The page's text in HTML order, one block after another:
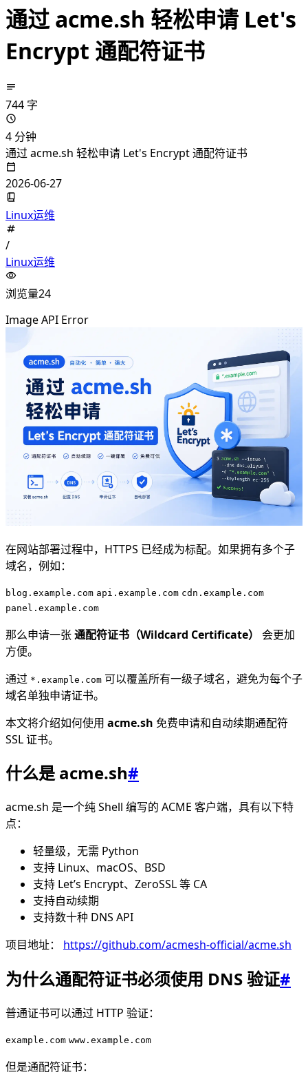
通过 acme.sh 轻松申请 Let's
Encrypt 通配符证书
744 字
4 分钟
通过 acme.sh 轻松申请 Let's Encrypt 通配符证书
2026-06-27
Linux运维
/
Linux运维
浏览量24
Image API Error
在网站部署过程中，HTTPS 已经成为标配。如果拥有多个子
域名，例如：
blog.example.com api.example.com cdn.example.com
panel.example.com
那么申请一张通配符证书（Wildcard Certificate）
会更加
方便。
通过 *.example.com 可以覆盖所有一级子域名，避免为每个子
域名单独申请证书。
本文将介绍如何使用 acme.sh 免费申请和自动续期通配符
SSL 证书。
什么是 acme.sh#
acme.sh 是一个纯 Shell 编写的 ACME 客户端，具有以下特
点：
轻量级，无需 Python
支持 Linux、macOS、BSD
支持 Let’s Encrypt、ZeroSSL 等 CA
支持自动续期
支持数十种 DNS API
项目地址： https://github.com/acmesh-official/acme.sh
为什么通配符证书必须使用 DNS 验证#
普通证书可以通过 HTTP 验证：
example.com www.example.com
但是通配符证书：